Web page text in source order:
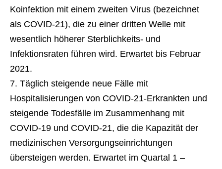
Koinfektion mit einem zweiten Virus (bezeichnet
als COVID-21), die zu einer dritten Welle mit
wesentlich höherer Sterblichkeits- und
Infektionsraten führen wird. Erwartet bis Februar
2021.
Täglich steigende neue Fälle mit
Hospitalisierungen von COVID-21-Erkrankten und
steigende Todesfälle im Zusammenhang mit
COVID-19 und COVID-21, die die Kapazität der
medizinischen Versorgungseinrichtungen
übersteigen werden. Erwartet im Quartal 1 –